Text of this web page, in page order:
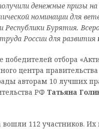
денежные призы на
номинации для
Республики Бурятия.
России для развития
отбора
центра
авторам 10 лучших
РФ Татьяна
вошли 112 участников.